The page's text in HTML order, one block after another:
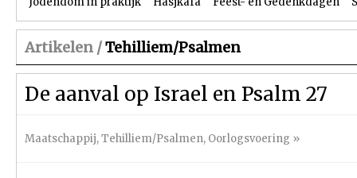
Artikelen /Tehilliem/Psalmen
De aanval op Israel en Psalm 27
Maatschappij,Tehilliem/Psalmen, Oorlogsvoering »